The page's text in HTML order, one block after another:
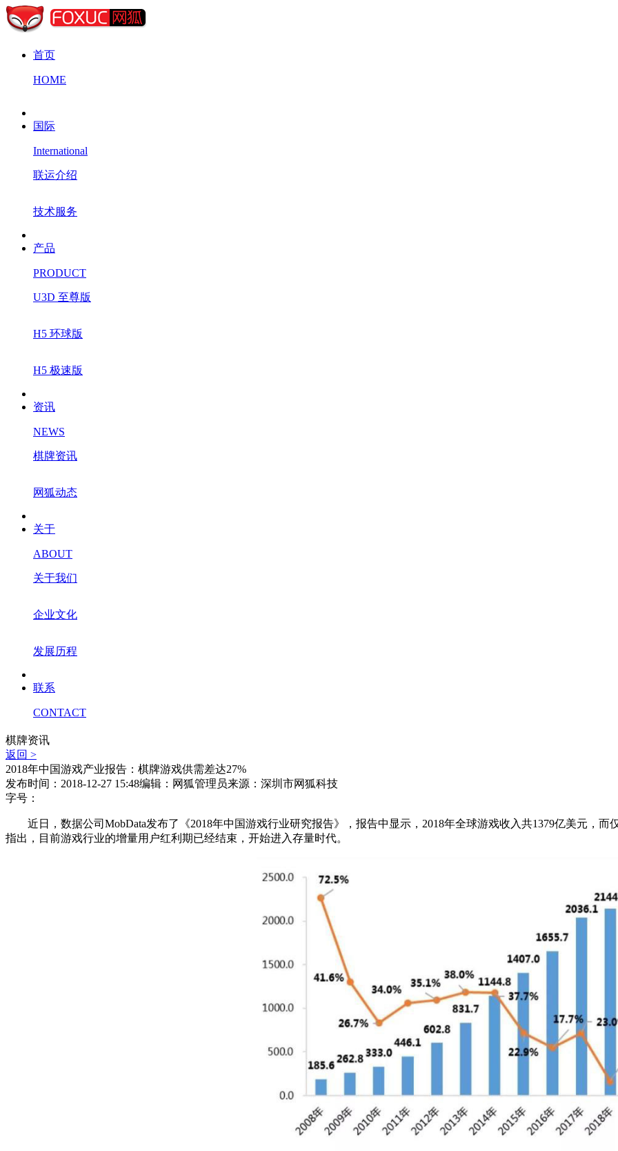
首页
HOME
国际
International
联运介绍
技术服务
产品
PRODUCT
U3D 至尊版
H5 环球版
H5 极速版
资讯
NEWS
棋牌资讯
网狐动态
关于
ABOUT
关于我们
企业文化
发展历程
联系
CONTACT
棋牌资讯
返回 >
2018年中国游戏产业报告：棋牌游戏供需差达27%
发布时间：2018-12-27 15:48编辑：网狐管理员来源：深圳市网狐科技
字号：
近日，数据公司MobData发布了《2018年中国游戏行业研究报告》，报告中显示，2018年全球游戏收入共1379亿美元，
指出，目前游戏行业的增量用户红利期已经结束，开始进入存量时代。